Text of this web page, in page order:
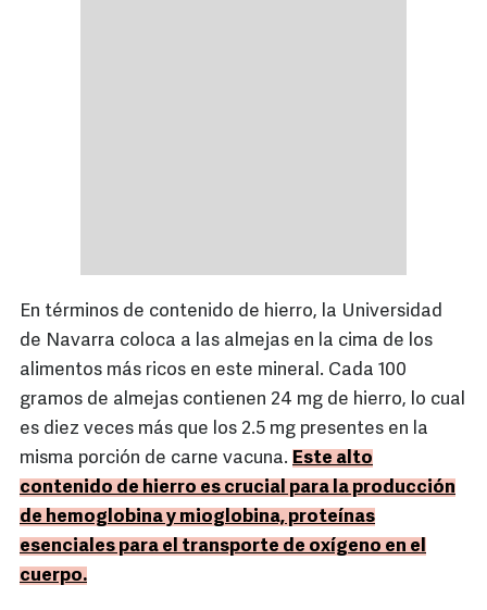
En términos de contenido de hierro, la Universidad
de Navarra coloca a las almejas en la cima de los
alimentos más ricos en este mineral. Cada 100
gramos de almejas contienen 24 mg de hierro, lo cual
es diez veces más que los 2.5 mg presentes en la
misma porción de carne vacuna. Este alto
contenido de hierro es crucial para la producción
de hemoglobina y mioglobina, proteínas
esenciales para el transporte de oxígeno en el
cuerpo.